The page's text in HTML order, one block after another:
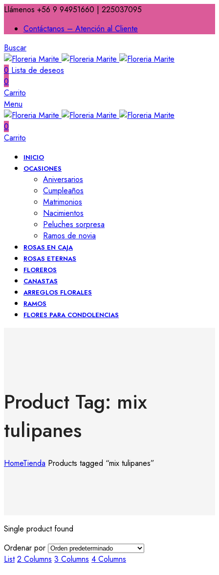
Llámenos +56 9 94951660 | 225037095
Contáctanos – Atención al Cliente
Buscar
0 Lista de deseos
0
Carrito
Menu
0
Carrito
INICIO
OCASIONES
Aniversarios
Cumpleaños
Matrimonios
Nacimientos
Peluches sorpresa
Ramos de novia
ROSAS EN CAJA
ROSAS ETERNAS
FLOREROS
CANASTAS
ARREGLOS FLORALES
RAMOS
FLORES PARA CONDOLENCIAS
Product Tag: mix
tulipanes
HomeTienda Products tagged “mix tulipanes”
Single product found
Ordenar por
List 2 Columns 3 Columns 4 Columns